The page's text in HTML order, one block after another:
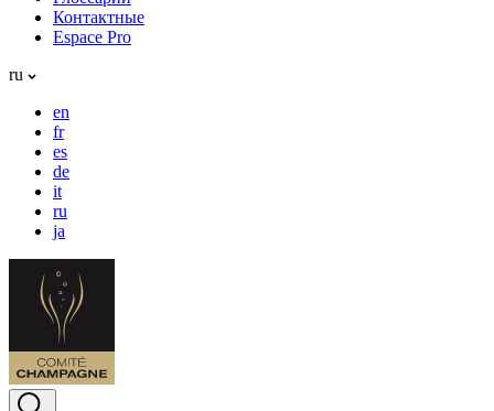
Контактные
Espace Pro
ru
en
fr
es
de
it
ru
ja